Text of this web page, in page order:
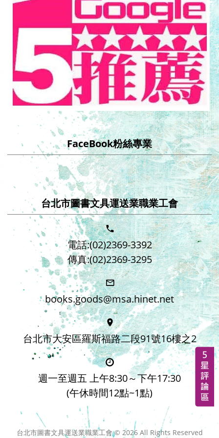
FaceBook粉絲專業
台北市圖書文具運送業職業工會
電話:(02)2369-3392
傳真:(02)2369-3295
books.goods@msa.hinet.net
台北市大安區羅斯福路二段91號16樓之2
週一至週五 上午8:30～下午17:30
(午休時間12點~1點)
台北市圖書文具運送業職業工會 © 2026All Rights Reserved